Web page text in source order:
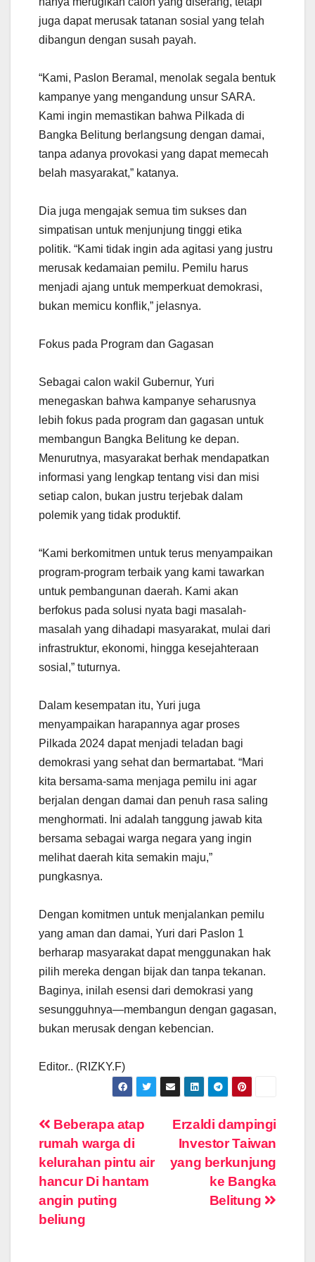
juga dapat merusak tatanan sosial yang telah
dibangun dengan susah payah.
“Kami, Paslon Beramal, menolak segala bentuk
kampanye yang mengandung unsur SARA.
Kami ingin memastikan bahwa Pilkada di
Bangka Belitung berlangsung dengan damai,
tanpa adanya provokasi yang dapat memecah
belah masyarakat,” katanya.
Dia juga mengajak semua tim sukses dan
simpatisan untuk menjunjung tinggi etika
politik. “Kami tidak ingin ada agitasi yang justru
merusak kedamaian pemilu. Pemilu harus
menjadi ajang untuk memperkuat demokrasi,
bukan memicu konflik,” jelasnya.
Fokus pada Program dan Gagasan
Sebagai calon wakil Gubernur, Yuri
menegaskan bahwa kampanye seharusnya
lebih fokus pada program dan gagasan untuk
membangun Bangka Belitung ke depan.
Menurutnya, masyarakat berhak mendapatkan
informasi yang lengkap tentang visi dan misi
setiap calon, bukan justru terjebak dalam
polemik yang tidak produktif.
“Kami berkomitmen untuk terus menyampaikan
program-program terbaik yang kami tawarkan
untuk pembangunan daerah. Kami akan
berfokus pada solusi nyata bagi masalah-
masalah yang dihadapi masyarakat, mulai dari
infrastruktur, ekonomi, hingga kesejahteraan
sosial,” tuturnya.
Dalam kesempatan itu, Yuri juga
menyampaikan harapannya agar proses
Pilkada 2024 dapat menjadi teladan bagi
demokrasi yang sehat dan bermartabat. “Mari
kita bersama-sama menjaga pemilu ini agar
berjalan dengan damai dan penuh rasa saling
menghormati. Ini adalah tanggung jawab kita
bersama sebagai warga negara yang ingin
melihat daerah kita semakin maju,”
pungkasnya.
Dengan komitmen untuk menjalankan pemilu
yang aman dan damai, Yuri dari Paslon 1
berharap masyarakat dapat menggunakan hak
pilih mereka dengan bijak dan tanpa tekanan.
Baginya, inilah esensi dari demokrasi yang
sesungguhnya—membangun dengan gagasan,
bukan merusak dengan kebencian.
Editor.. (RIZKY.F)
Navigasi
pos
Erzaldi dampingi
Investor Taiwan
yang berkunjung
ke Bangka
Belitung
Beberapa atap
rumah warga di
kelurahan pintu air
hancur Di hantam
angin puting
beliung